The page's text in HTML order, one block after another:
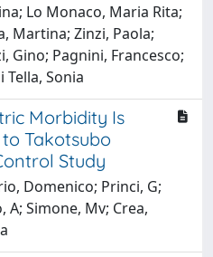
Lo Monaco, Maria Rita;
Martina; Zinzi, Paola;
Gino; Pagnini, Francesco;
Tella, Sonia
Morbidity Is
Takotsubo
Study
Domenico; Princi, G;
Simone, Mv; Crea,